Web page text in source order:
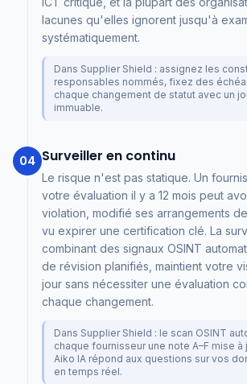
lacunes qu'elles ignorent jusqu'à
systématiquement.
Dans Supplier Shield : assignez les
responsables nommés, fixez des
chaque changement de statut avec un
immuable.
04 Surveiller en continu
Le risque n'est pas statique. Un
votre évaluation il y a 12 mois peut
violation, modifié ses arrangements
vu expirer une certification clé. La
combinant des signaux OSINT
de révision planifiés, maintient votre
jour sans nécessiter une évaluation
chaque changement.
Dans Supplier Shield : le scan OSINT
chaque fournisseur une note A–F mise à
Aiko IA répond aux questions sur vos
en temps réel.